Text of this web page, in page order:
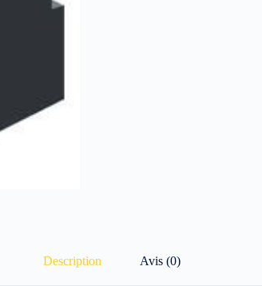
Description Avis (0)